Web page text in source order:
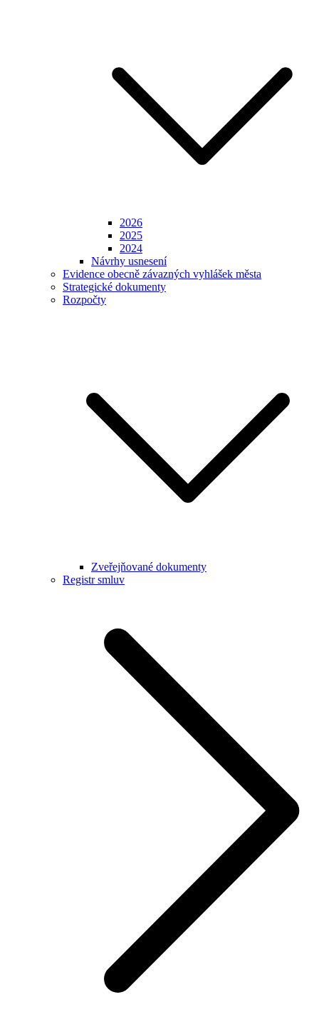
2026
2025
2024
Návrhy usnesení
Evidence obecně závazných vyhlášek města
Strategické dokumenty
Rozpočty
Zveřejňované dokumenty
Registr smluv